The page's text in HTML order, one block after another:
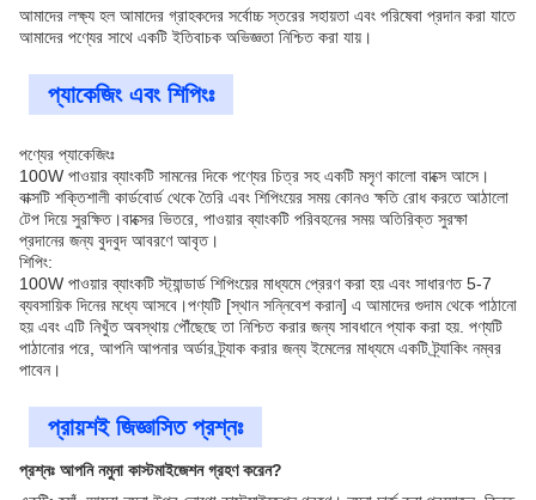
আমাদের লক্ষ্য হল আমাদের গ্রাহকদের সর্বোচ্চ স্তরের সহায়তা এবং পরিষেবা প্রদান করা যাতে
আমাদের পণ্যের সাথে একটি ইতিবাচক অভিজ্ঞতা নিশ্চিত করা যায়।
প্যাকেজিং এবং শিপিংঃ
পণ্যের প্যাকেজিংঃ
100W পাওয়ার ব্যাংকটি সামনের দিকে পণ্যের চিত্র সহ একটি মসৃণ কালো বাক্সে আসে।
বাক্সটি শক্তিশালী কার্ডবোর্ড থেকে তৈরি এবং শিপিংয়ের সময় কোনও ক্ষতি রোধ করতে আঠালো
টেপ দিয়ে সুরক্ষিত।বাক্সের ভিতরে, পাওয়ার ব্যাংকটি পরিবহনের সময় অতিরিক্ত সুরক্ষা
প্রদানের জন্য বুদবুদ আবরণে আবৃত।
শিপিং:
100W পাওয়ার ব্যাংকটি স্ট্যান্ডার্ড শিপিংয়ের মাধ্যমে প্রেরণ করা হয় এবং সাধারণত 5-7
ব্যবসায়িক দিনের মধ্যে আসবে।পণ্যটি [স্থান সন্নিবেশ করান] এ আমাদের গুদাম থেকে পাঠানো
হয় এবং এটি নিখুঁত অবস্থায় পৌঁছেছে তা নিশ্চিত করার জন্য সাবধানে প্যাক করা হয়. পণ্যটি
পাঠানোর পরে, আপনি আপনার অর্ডার ট্র্যাক করার জন্য ইমেলের মাধ্যমে একটি ট্র্যাকিং নম্বর
পাবেন।
প্রায়শই জিজ্ঞাসিত প্রশ্নঃ
প্রশ্নঃ আপনি নমুনা কাস্টমাইজেশন গ্রহণ করেন?